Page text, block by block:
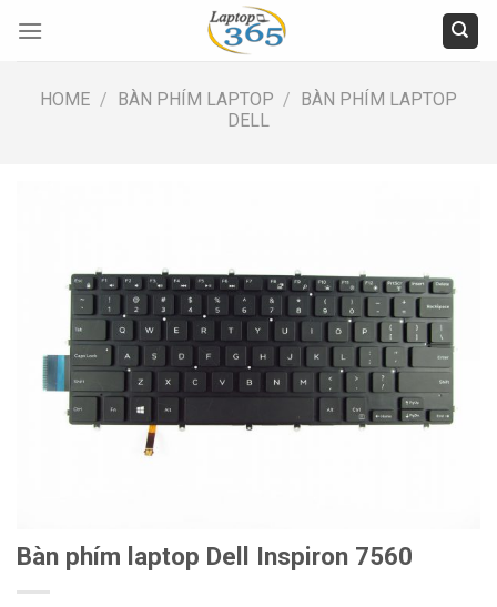
HOME / BÀN PHÍM LAPTOP / BÀN PHÍM LAPTOP
DELL
Bàn phím laptop Dell Inspiron 7560